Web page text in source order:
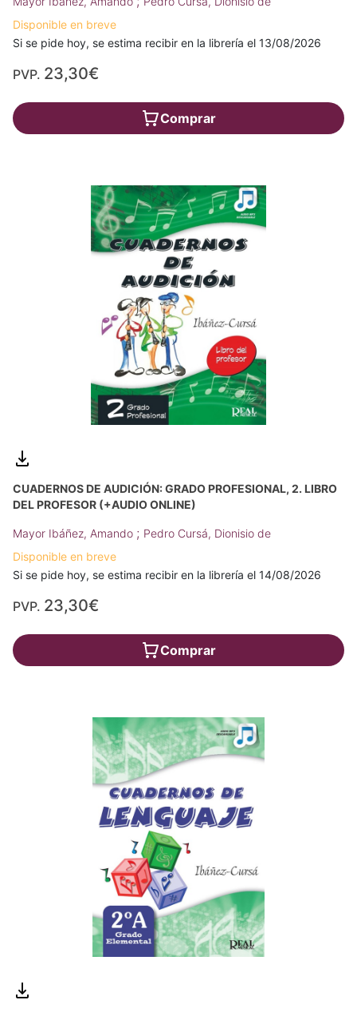
Disponible en breve
Si se pide hoy, se estima recibir en la librería el 13/08/2026
PVP. 23,30€
Comprar
CUADERNOS DE AUDICIÓN: GRADO PROFESIONAL, 2. LIBRO
DEL PROFESOR (+AUDIO ONLINE)
Mayor Ibáñez, Amando ; Pedro Cursá, Dionisio de
Disponible en breve
Si se pide hoy, se estima recibir en la librería el 14/08/2026
PVP. 23,30€
Comprar